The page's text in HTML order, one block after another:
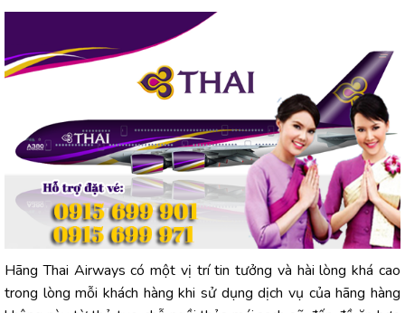
Hãng Thai Airways có một vị trí tin tưởng và hài lòng khá cao
trong lòng mỗi khách hàng khi sử dụng dịch vụ của hãng hàng